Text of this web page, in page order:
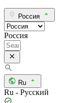
Россия
Россия
Ru
Ru - Русский